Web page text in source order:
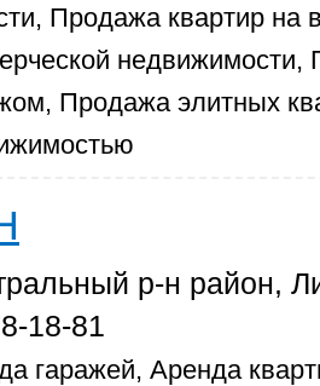
Продажа квартир на
Продажа элитных
р-н район,
18-81
гаражей, Аренда